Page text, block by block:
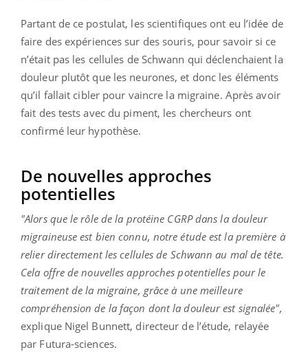
Partant de ce postulat, les scientifiques ont eu l’idée de
faire des expériences sur des souris, pour savoir si ce
n’était pas les cellules de Schwann qui déclenchaient la
douleur plutôt que les neurones, et donc les éléments
qu’il fallait cibler pour vaincre la migraine. Après avoir
fait des tests avec du piment, les chercheurs ont
confirmé leur hypothèse.
De nouvelles approches
potentielles
"Alors que le rôle de la protéine CGRP dans la douleur
migraineuse est bien connu, notre étude est la première à
relier directement les cellules de Schwann au mal de tête.
Cela offre de nouvelles approches potentielles pour le
traitement de la migraine, grâce à une meilleure
compréhension de la façon dont la douleur est signalée",
explique Nigel Bunnett, directeur de l’étude, relayée
par Futura-sciences.